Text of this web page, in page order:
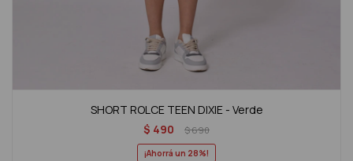
SHORT ROLCE TEEN DIXIE - Verde
$ 490 $690
28